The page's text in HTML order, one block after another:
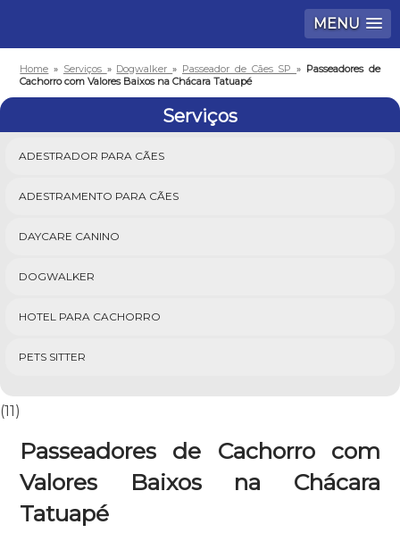
MENU
Home » Serviços » Dogwalker» Passeador de Cães SP» Passeadores de
Cachorro com Valores Baixos na Chácara Tatuapé
Serviços
ADESTRADOR PARA CÃES
ADESTRAMENTO PARA CÃES
DAYCARE CANINO
DOGWALKER
HOTEL PARA CACHORRO
PETS SITTER
(11)
Passeadores de Cachorro com
Valores Baixos na Chácara
Tatuapé